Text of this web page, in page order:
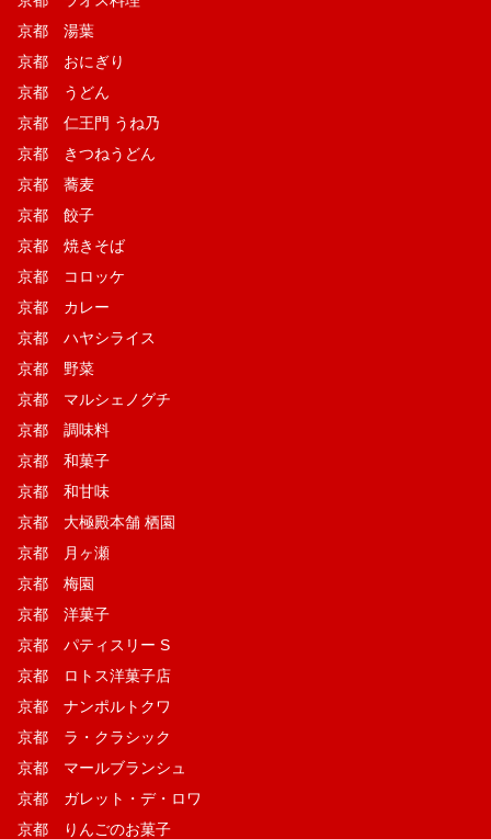
京都 湯葉
京都 おにぎり
京都 うどん
京都 仁王門 うね乃
京都 きつねうどん
京都 蕎麦
京都 餃子
京都 焼きそば
京都 コロッケ
京都 カレー
京都 ハヤシライス
京都 野菜
京都 マルシェノグチ
京都 調味料
京都 和菓子
京都 和甘味
京都 大極殿本舗 栖園
京都 月ヶ瀬
京都 梅園
京都 洋菓子
京都 パティスリー S
京都 ロトス洋菓子店
京都 ナンポルトクワ
京都 ラ・クラシック
京都 マールブランシュ
京都 ガレット・デ・ロワ
京都 りんごのお菓子